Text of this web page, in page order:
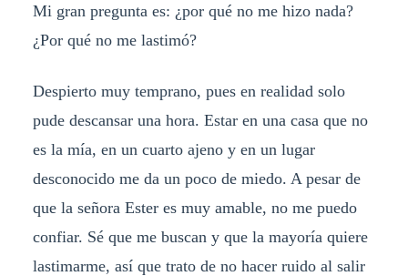
Mi gran pregunta es: ¿por qué no me hizo nada?
¿Por qué no me lastimó?
Despierto muy temprano, pues en realidad solo
pude descansar una hora. Estar en una casa que no
es la mía, en un cuarto ajeno y en un lugar
desconocido me da un poco de miedo. A pesar de
que la señora Ester es muy amable, no me puedo
confiar. Sé que me buscan y que la mayoría quiere
lastimarme, así que trato de no hacer ruido al salir